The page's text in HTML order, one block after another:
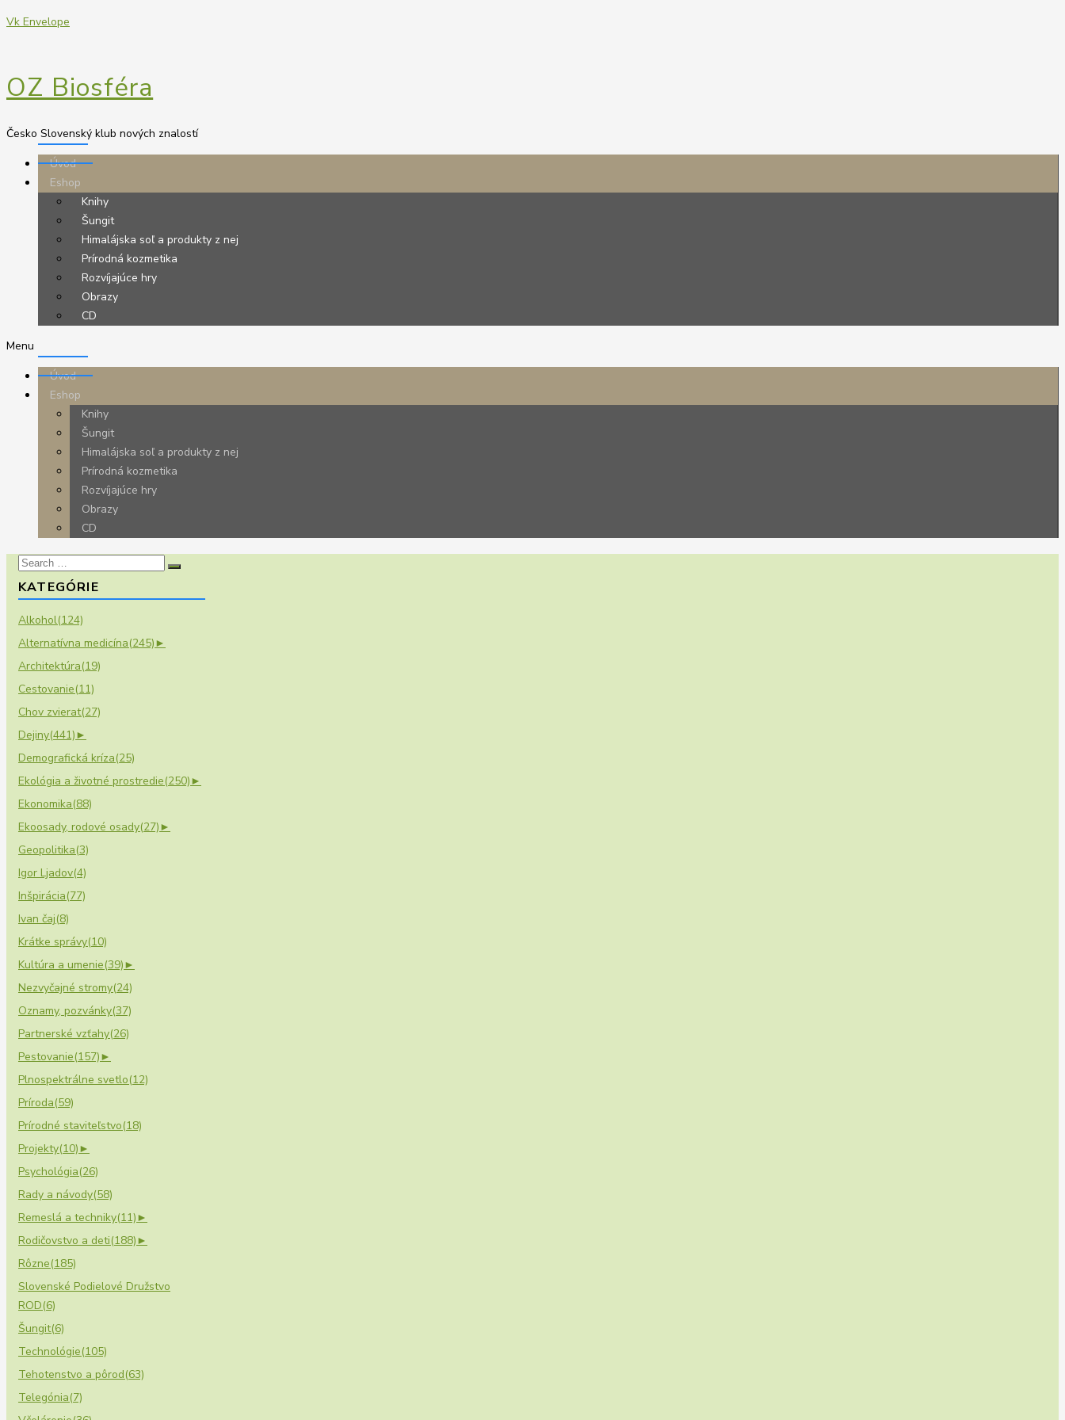
Vk Envelope
OZ Biosféra
Česko Slovenský klub nových znalostí
Úvod
Eshop
Knihy
Šungit
Himalájska soľ a produkty z nej
Prírodná kozmetika
Rozvíjajúce hry
Obrazy
CD
Menu
Úvod
Eshop
Knihy
Šungit
Himalájska soľ a produkty z nej
Prírodná kozmetika
Rozvíjajúce hry
Obrazy
CD
Search
for:
KATEGÓRIE
Alkohol(124)
Alternatívna medicína(245)►
Architektúra(19)
Cestovanie(11)
Chov zvierat(27)
Dejiny(441)►
Demografická kríza(25)
Ekológia a životné prostredie(250)►
Ekonomika(88)
Ekoosady, rodové osady(27)►
Geopolitika(3)
Igor Ljadov(4)
Inšpirácia(77)
Ivan čaj(8)
Krátke správy(10)
Kultúra a umenie(39)►
Nezvyčajné stromy(24)
Oznamy, pozvánky(37)
Partnerské vzťahy(26)
Pestovanie(157)►
Plnospektrálne svetlo(12)
Príroda(59)
Prírodné staviteľstvo(18)
Projekty(10)►
Psychológia(26)
Rady a návody(58)
Remeslá a techniky(11)►
Rodičovstvo a deti(188)►
Rôzne(185)
Slovenské Podielové Družstvo
ROD(6)
Šungit(6)
Technológie(105)
Tehotenstvo a pôrod(63)
Telegónia(7)